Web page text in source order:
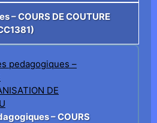
– COURS DE COUTURE
– COURS